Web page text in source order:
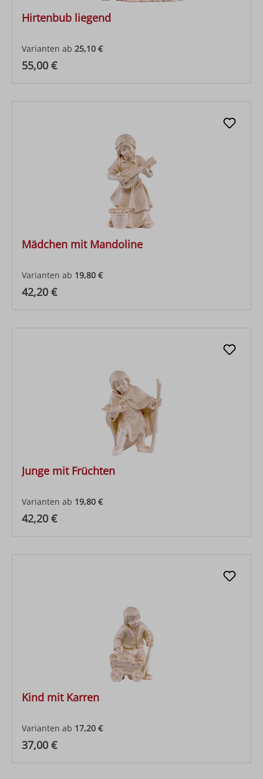
Hirtenbub liegend
Varianten ab 25,10 €
Regulärer Preis:
55,00 €
Mädchen mit Mandoline
Varianten ab 19,80 €
Regulärer Preis:
42,20 €
Junge mit Früchten
Varianten ab 19,80 €
Regulärer Preis:
42,20 €
Kind mit Karren
Varianten ab 17,20 €
Regulärer Preis:
37,00 €